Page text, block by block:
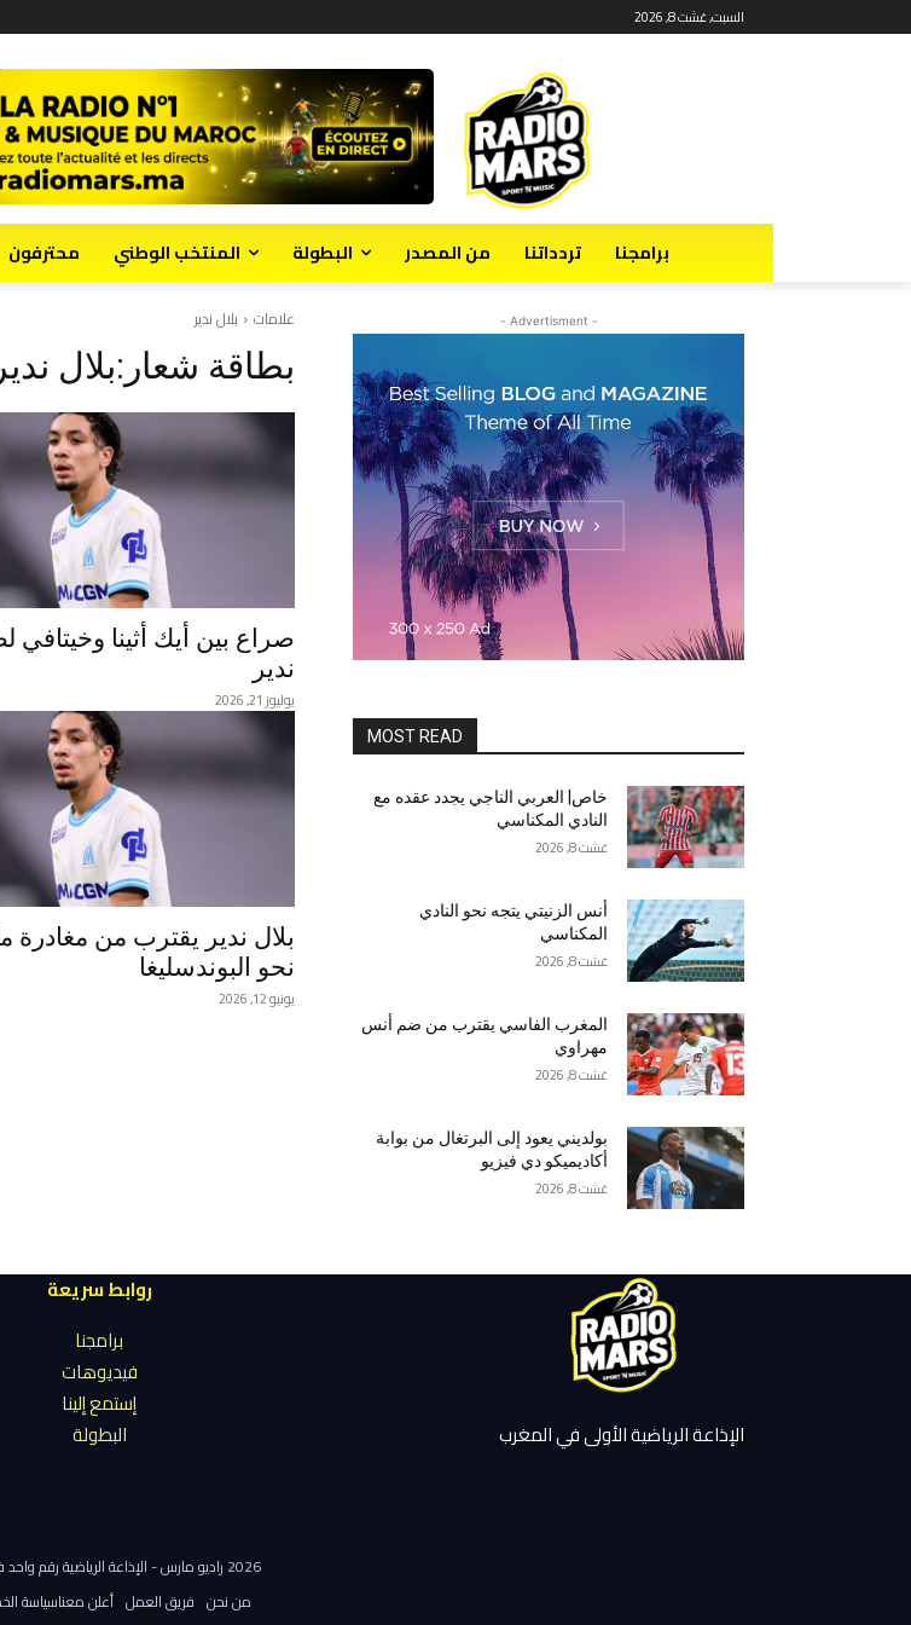
السبت, غشت 8, 2026
برامجنا تردداتنا من المصدر البطولة المنتخب الوطني محترفون
علامات بلال ندير
بطاقة شعار:بلال ندير
صراع بين أيك أثينا وخيتافي
ندير
يوليوز 21, 2026
بلال ندير يقترب من مغادرة
نحو البوندسليغا
يونيو 12, 2026
- Advertisment -
MOST READ
خاص| العربي الناجي يجدد عقده مع
النادي المكناسي
غشت 8, 2026
أنس الزنيتي يتجه نحو النادي
المكناسي
غشت 8, 2026
المغرب الفاسي يقترب من ضم أنس
مهراوي
غشت 8, 2026
بولديني يعود إلى البرتغال من بوابة
أكاديميكو دي فيزيو
غشت 8, 2026
روابط سريعة
برامجنا
فيديوهات
إستمع إلينا
البطولة
الإذاعة الرياضية الأولى في المغرب
2026 راديو مارس - الإذاعة الرياضية رقم واحد في المغرب
من نحن فريق العمل أعلن معناسياسة